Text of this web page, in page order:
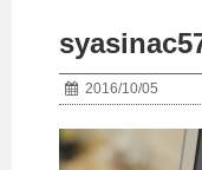
2016/10/05